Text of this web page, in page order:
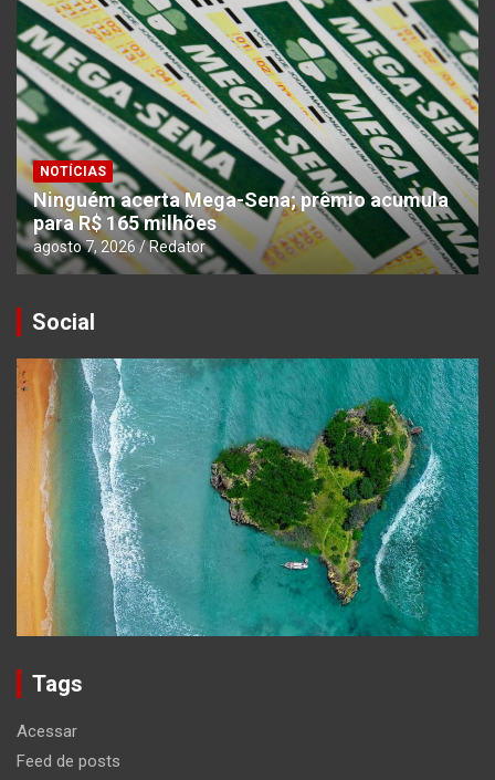
NOTÍCIAS
Ninguém acerta Mega-Sena; prêmio acumula
para R$ 165 milhões
agosto 7, 2026 Redator
Social
Tags
Acessar
Feed de posts